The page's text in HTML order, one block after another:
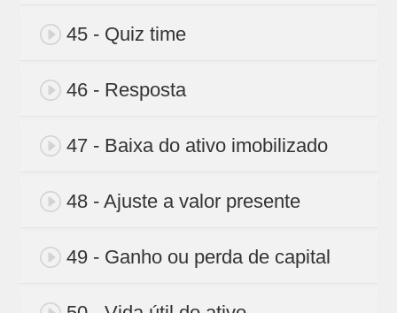
45 - Quiz time
46 - Resposta
47 - Baixa do ativo imobilizado
48 - Ajuste a valor presente
49 - Ganho ou perda de capital